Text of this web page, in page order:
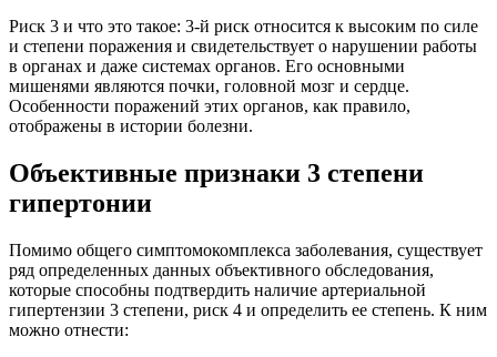
Риск 3 и что это такое: 3-й риск относится к высоким по силе
и степени поражения и свидетельствует о нарушении работы
в органах и даже системах органов. Его основными
мишенями являются почки, головной мозг и сердце.
Особенности поражений этих органов, как правило,
отображены в истории болезни.
Объективные признаки 3 степени
гипертонии
Помимо общего симптомокомплекса заболевания, существует
ряд определенных данных объективного обследования,
которые способны подтвердить наличие артериальной
гипертензии 3 степени, риск 4 и определить ее степень. К ним
можно отнести: